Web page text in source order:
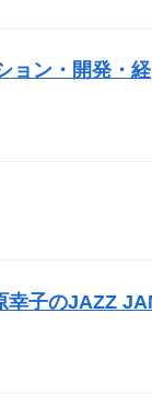
ョン・開発・経
幸子のJAZZ